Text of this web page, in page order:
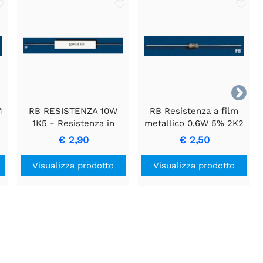

RB RESISTENZA 10W
1K5 - Resistenza in
Cemento con
Alloggiamento in
Ceramica
€ 2,90
Visualizza prodotto
RB Resistenza a film
metallico 0,6W 5% 2K2
€ 2,50
Visualizza prodotto